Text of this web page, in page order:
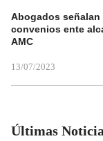
Abogados
convenios ente
AMC
13/07/2023
Últimas